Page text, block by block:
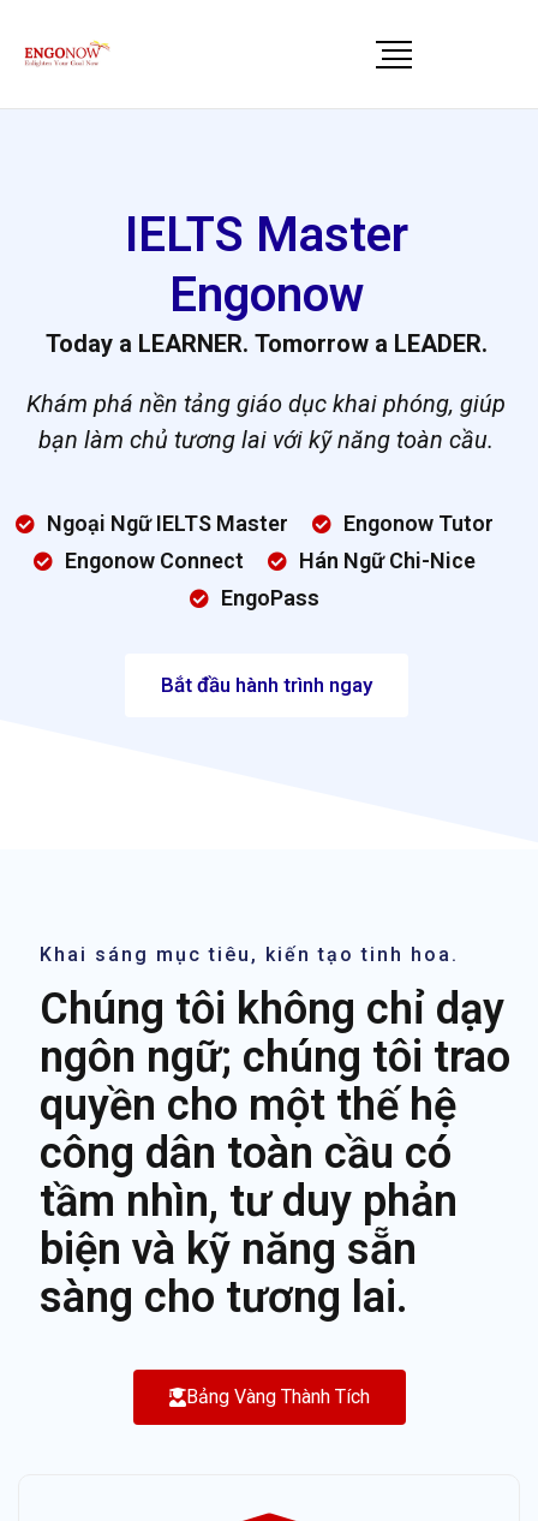
IELTS Master
Engonow
Today a LEARNER. Tomorrow a LEADER.
Khám phá nền tảng giáo dục khai phóng, giúp
bạn làm chủ tương lai với kỹ năng toàn cầu.
Ngoại Ngữ IELTS Master
Engonow Tutor
Engonow Connect
Hán Ngữ Chi-Nice
EngoPass
Bắt đầu hành trình ngay
Khai sáng mục tiêu, kiến tạo tinh hoa.
Chúng tôi không chỉ dạy
ngôn ngữ; chúng tôi trao
quyền cho một thế hệ
công dân toàn cầu có
tầm nhìn, tư duy phản
biện và kỹ năng sẵn
sàng cho tương lai.
Bảng Vàng Thành Tích